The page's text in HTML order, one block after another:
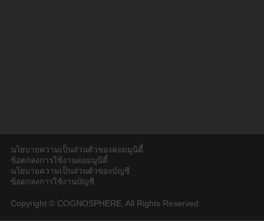
นโยบายความเป็นส่วนตัวของคอมมูนิตี้
ข้อตกลงการใช้งานคอมมูนิตี้
นโยบายความเป็นส่วนตัวของบัญชี
ข้อตกลงการใช้งานบัญชี
Copyright © COGNOSPHERE. All Rights Reserved.